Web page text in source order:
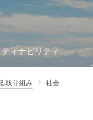
ィナビリティ
取り組み 社会